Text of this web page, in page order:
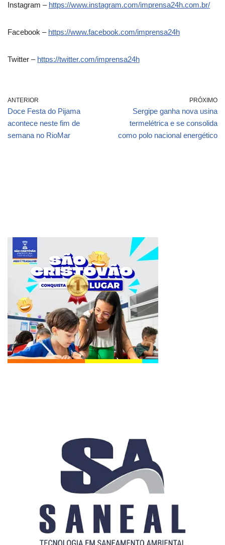
Instagram – https://www.instagram.com/imprensa24h.com.br/
Facebook – https://www.facebook.com/imprensa24h
Twitter – https://twitter.com/imprensa24h
ANTERIOR
Doce Festa do Pijama
acontece neste fim de
semana no RioMar
PRÓXIMO
Sergipe ganha nova usina
termelétrica e se consolida
como polo nacional energético